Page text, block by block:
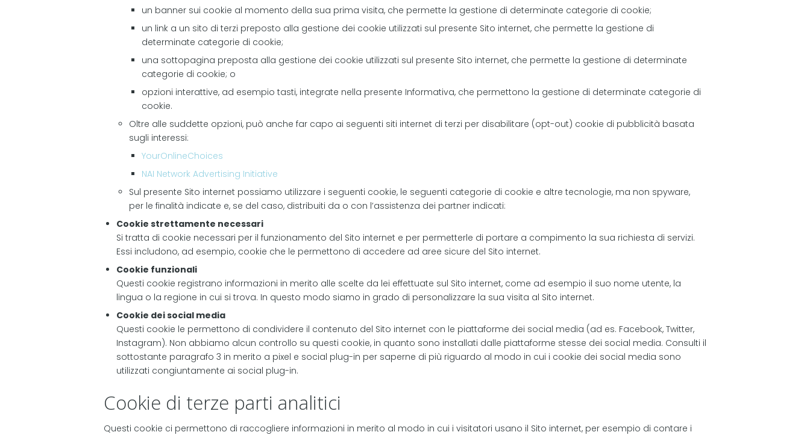
un banner sui cookie al momento della sua prima visita, che permette la gestione di determinate categorie di cookie;
un link a un sito di terzi preposto alla gestione dei cookie utilizzati sul presente Sito internet, che permette la gestione di
determinate categorie di cookie;
una sottopagina preposta alla gestione dei cookie utilizzati sul presente Sito internet, che permette la gestione di determinate
categorie di cookie; o
opzioni interattive, ad esempio tasti, integrate nella presente Informativa, che permettono la gestione di determinate categorie di
cookie.
Oltre alle suddette opzioni, può anche far capo ai seguenti siti internet di terzi per disabilitare (opt-out) cookie di pubblicità basata
sugli interessi:
YourOnlineChoices
NAI Network Advertising Initiative
Sul presente Sito internet possiamo utilizzare i seguenti cookie, le seguenti categorie di cookie e altre tecnologie, ma non spyware,
per le finalità indicate e, se del caso, distribuiti da o con l’assistenza dei partner indicati:
Cookie strettamente necessari
Si tratta di cookie necessari per il funzionamento del Sito internet e per permetterle di portare a compimento la sua richiesta di servizi.
Essi includono, ad esempio, cookie che le permettono di accedere ad aree sicure del Sito internet.
Cookie funzionali
Questi cookie registrano informazioni in merito alle scelte da lei effettuate sul Sito internet, come ad esempio il suo nome utente, la
lingua o la regione in cui si trova. In questo modo siamo in grado di personalizzare la sua visita al Sito internet.
Cookie dei social media
Questi cookie le permettono di condividere il contenuto del Sito internet con le piattaforme dei social media (ad es. Facebook, Twitter,
Instagram). Non abbiamo alcun controllo su questi cookie, in quanto sono installati dalle piattaforme stesse dei social media. Consulti il
sottostante paragrafo 3 in merito a pixel e social plug-in per saperne di più riguardo al modo in cui i cookie dei social media sono
utilizzati congiuntamente ai social plug-in.
Cookie di terze parti analitici
Questi cookie ci permettono di raccogliere informazioni in merito al modo in cui i visitatori usano il Sito internet, per esempio di contare i